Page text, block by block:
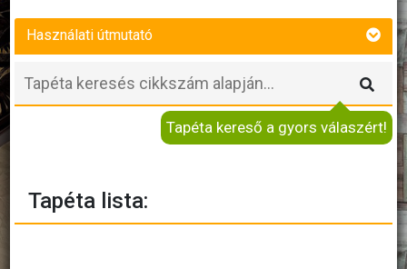
Használati útmutató
Tapéta kereső a gyors válaszért!
Tapéta lista: